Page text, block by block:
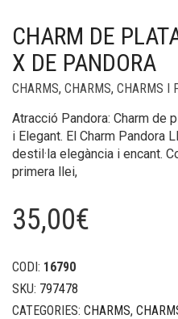
CHARM DE
X DE PANDORA
CHARMS, CHARMS, CHARMS I
Atracció Pandora: Charm de
i Elegant. El Charm Pandora
destil·la elegància i encant.
primera llei,
35,00€
CODI: 16790
SKU: 797478
CATEGORIES: CHARMS,